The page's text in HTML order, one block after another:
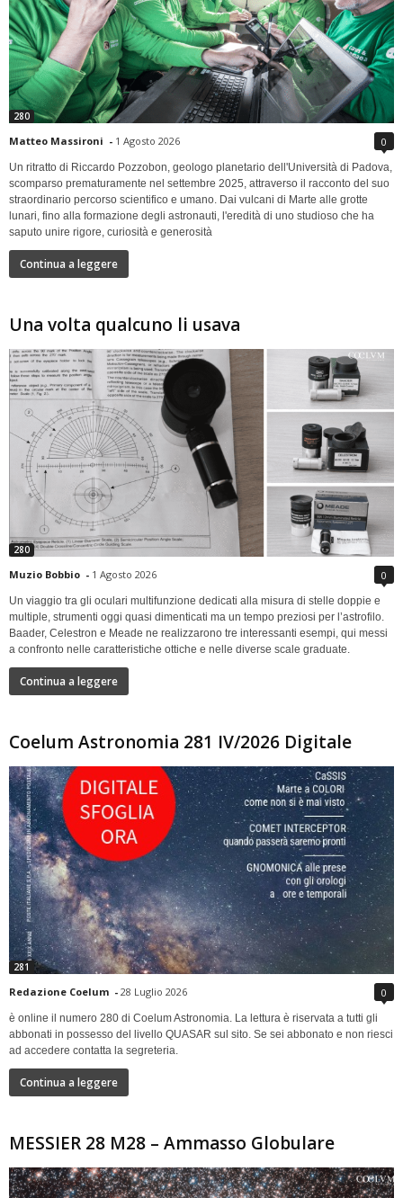
280
Matteo Massironi - 1 Agosto 2026 0
Un ritratto di Riccardo Pozzobon, geologo planetario dell'Università di Padova,
scomparso prematuramente nel settembre 2025, attraverso il racconto del suo
straordinario percorso scientifico e umano. Dai vulcani di Marte alle grotte
lunari, fino alla formazione degli astronauti, l'eredità di uno studioso che ha
saputo unire rigore, curiosità e generosità
Continua a leggere
Una volta qualcuno li usava
280
Muzio Bobbio - 1 Agosto 2026 0
Un viaggio tra gli oculari multifunzione dedicati alla misura di stelle doppie e
multiple, strumenti oggi quasi dimenticati ma un tempo preziosi per l’astrofilo.
Baader, Celestron e Meade ne realizzarono tre interessanti esempi, qui messi
a confronto nelle caratteristiche ottiche e nelle diverse scale graduate.
Continua a leggere
Coelum Astronomia 281 IV/2026 Digitale
281
Redazione Coelum - 28 Luglio 2026 0
è online il numero 280 di Coelum Astronomia. La lettura è riservata a tutti gli
abbonati in possesso del livello QUASAR sul sito. Se sei abbonato e non riesci
ad accedere contatta la segreteria.
Continua a leggere
MESSIER 28 M28 – Ammasso Globulare